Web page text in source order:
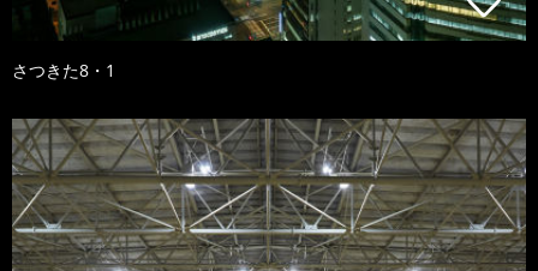
さつきた8・1